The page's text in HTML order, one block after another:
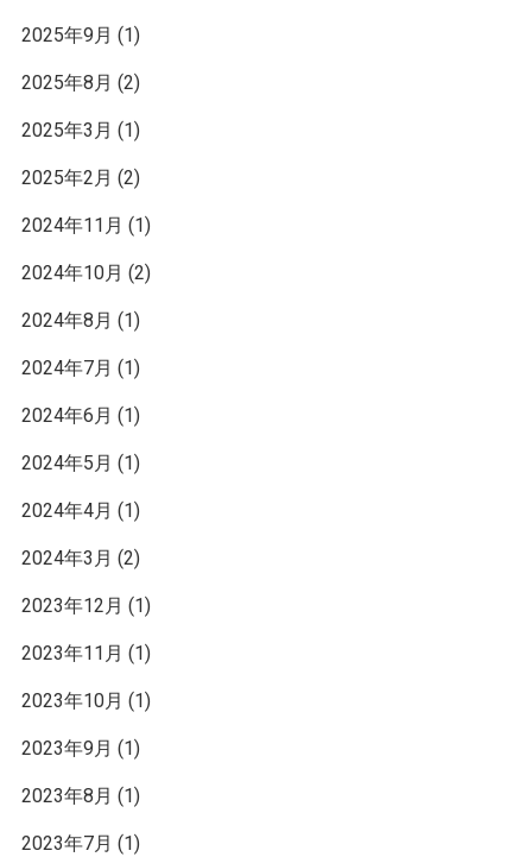
2025年9月 (1)
2025年8月 (2)
2025年3月 (1)
2025年2月 (2)
2024年11月 (1)
2024年10月 (2)
2024年8月 (1)
2024年7月 (1)
2024年6月 (1)
2024年5月 (1)
2024年4月 (1)
2024年3月 (2)
2023年12月 (1)
2023年11月 (1)
2023年10月 (1)
2023年9月 (1)
2023年8月 (1)
2023年7月 (1)